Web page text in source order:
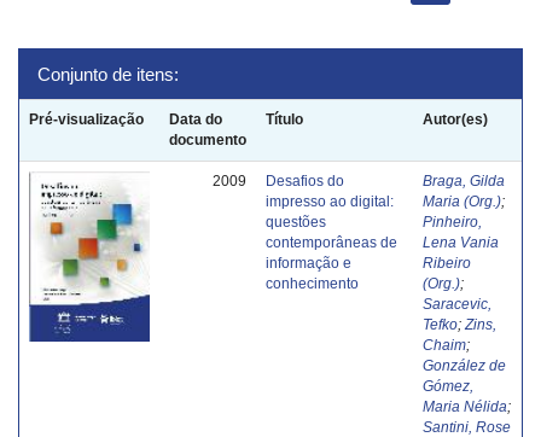
Conjunto de itens:
Pré-visualização
Data do
documento
Título Autor(es)
2009
Desafios do
impresso ao digital:
questões
contemporâneas de
informação e
conhecimento
Braga, Gilda
Maria (Org.);
Pinheiro,
Lena Vania
Ribeiro
(Org.);
Saracevic,
Tefko; Zins,
Chaim;
González de
Gómez,
Maria Nélida;
Santini, Rose